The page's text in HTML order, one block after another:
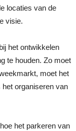
locaties van de
visie.
het ontwikkelen
te houden. Zo moet
moet het
organiseren van
het parkeren van